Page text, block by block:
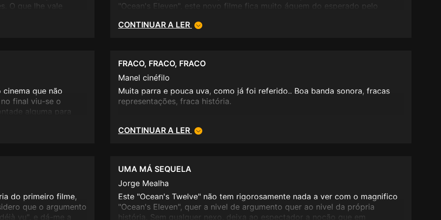
O que lhe vale
atenção, mas não
mais barato...
"Ocean's Eleven", este novo filme fica muito áquem do esperado pelo
CONTINUAR A LER
que não
final viu-se o
alguma para
FRACO, FRACO, FRACO
Manel cinéfilo
Muita parra e pouca uva, como já foi referido.. Boa banda sonora, fracas
representações, fraca história.
CONTINUAR A LER
do primeiro filme,
que o argumento
vu", e dá-me a
UMA MÁ SEQUELA
Jorge Mealha
Este "Ocean's Twelve" não tem rigorosamente nada a ver com o magnifico
"Ocean's Eleven", quer a nivel de argumento quer ao nivel da própria
história. Sem qualquer nexo, deixa ao espectador a noção que em